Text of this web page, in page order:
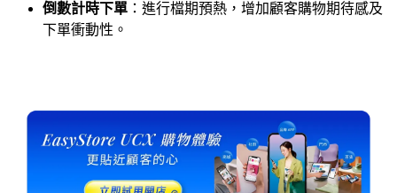
倒數計時下單 ：進行檔期預熱，增加顧客購物期待感及
下單衝動性。